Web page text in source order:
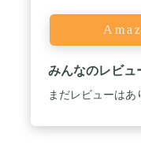
みんなのレビュ
まだレビューはあ